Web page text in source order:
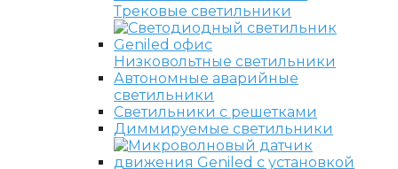
Трековые светильники
Низковольтные светильники
Автономные аварийные
светильники
Светильники с решетками
Диммируемые светильники